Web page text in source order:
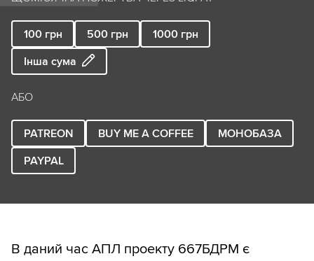
100 грн 500 грн 1000 грн
Інша сума
АБО
PATREON BUY ME A COFFEE
МОНОБАЗА
PAYPAL
В даний час АПЛ проекту 667БДРМ є